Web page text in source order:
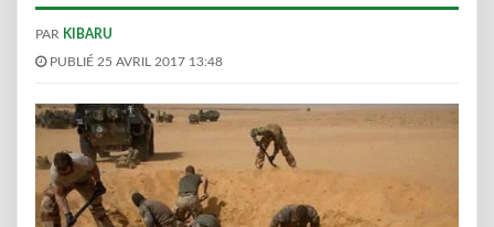
PAR KIBARU
PUBLIÉ 25 AVRIL 2017 13:48